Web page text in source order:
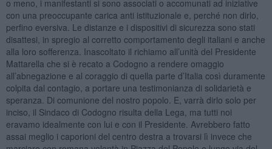
o meno, i manifestanti si sono associati o accomunati ad iniziative
con una preoccupante carica anti istituzionale e, perché non dirlo,
perfino eversiva. Le distanze e i dispositivi di sicurezza sono stati
disattesi, in spregio al corretto comportamento degli italiani e anche
alla loro sofferenza. Inascoltato il richiamo all’unità del Presidente
Mattarella che si è recato a Codogno a rendere omaggio
all’abnegazione e al coraggio di quella parte d’Italia così duramente
colpita dal contagio, a portare una testimonianza di solidarietà e
speranza. Di comunione del nostro popolo. E, varrà dirlo solo per
inciso, il Sindaco di Codogno risulta della Lega, ma tutti noi
eravamo idealmente con lui e con il Presidente. Avrebbero fatto
assai meglio i caporioni del centro destra a trovarsi lì invece che